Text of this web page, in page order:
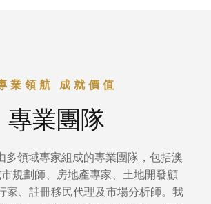
業領航 成就價值
專業團隊
多領域專家組成的專業團隊，包括澳
規劃師、房地產專家、土地開發顧
家、註冊移民代理及市場分析師。我